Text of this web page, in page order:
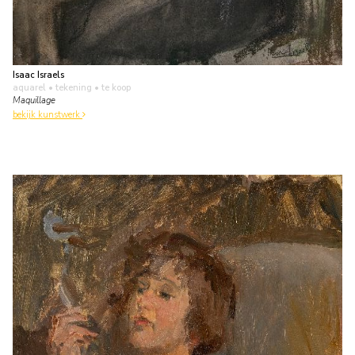
Isaac Israels
aquarel • tekening • te koop
Maquillage
bekijk kunstwerk